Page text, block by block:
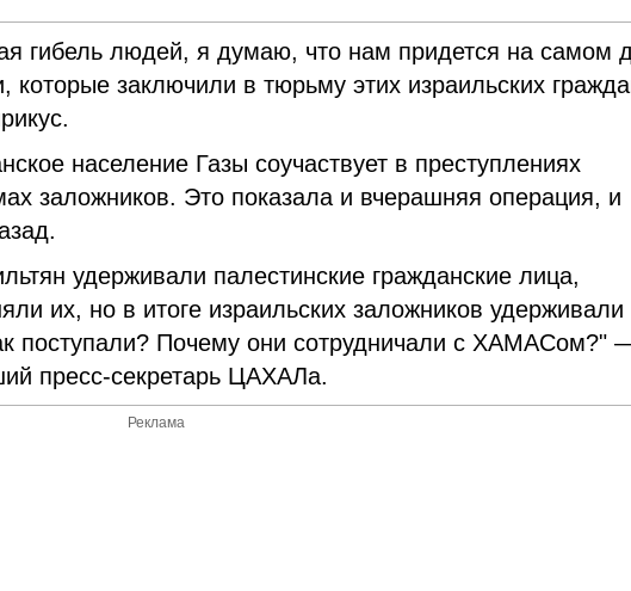
гибель людей, я думаю, что нам придется на самом
которые заключили в тюрьму этих израильских
население Газы соучаствует в преступлениях
заложников. Это показала и вчерашняя операция, и
удерживали палестинские гражданские лица,
их, но в итоге израильских заложников удерживали
поступали? Почему они сотрудничали с ХАМАСом?"
пресс-секретарь ЦАХАЛа.
Реклама